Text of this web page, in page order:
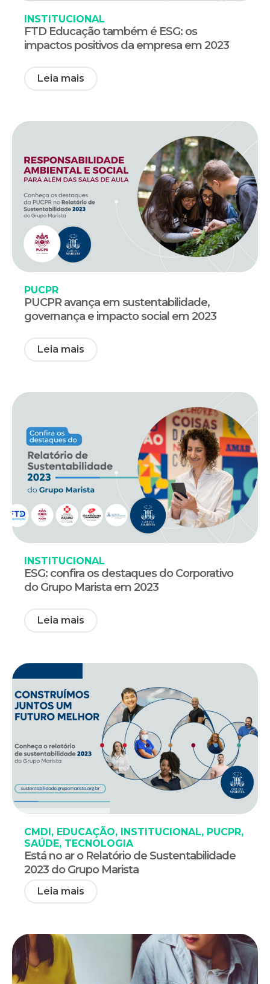
INSTITUCIONAL
FTD Educação também é ESG: os
impactos positivos da empresa em 2023
Leia mais
PUCPR
PUCPR avança em sustentabilidade,
governança e impacto social em 2023
Leia mais
INSTITUCIONAL
ESG: confira os destaques do Corporativo
do Grupo Marista em 2023
Leia mais
CMDI , EDUCAÇÃO, INSTITUCIONAL, PUCPR,
SAÚDE, TECNOLOGIA
Está no ar o Relatório de Sustentabilidade
2023 do Grupo Marista
Leia mais